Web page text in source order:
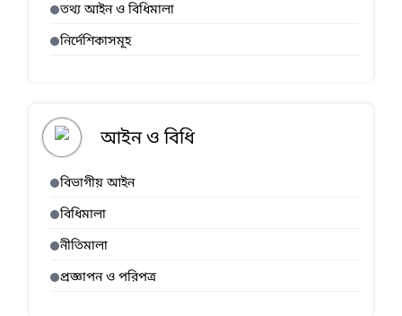
তথ্য আইন ও বিধিমালা
নির্দেশিকাসমূহ
আইন ও বিধি
বিভাগীয় আইন
বিধিমালা
নীতিমালা
প্রজ্ঞাপন ও পরিপত্র